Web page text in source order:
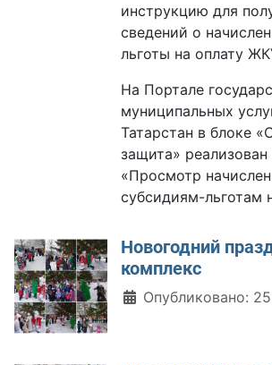
инструкцию для
сведений о
льготы на оплату
На Портале
муниципальных
Татарстан в блоке
защита» реализован
«Просмотр
субсидиям-льготам
Новогодний
комплекс
Информация о
Опубликовано: